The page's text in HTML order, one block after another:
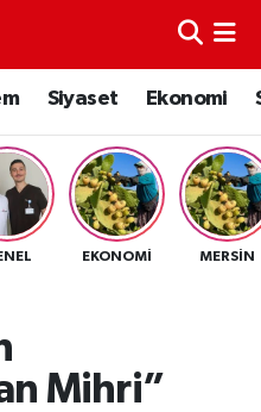
Siyaset Ekonomi
EKONOMI MERSIN
Mihri”
ve Fikstür